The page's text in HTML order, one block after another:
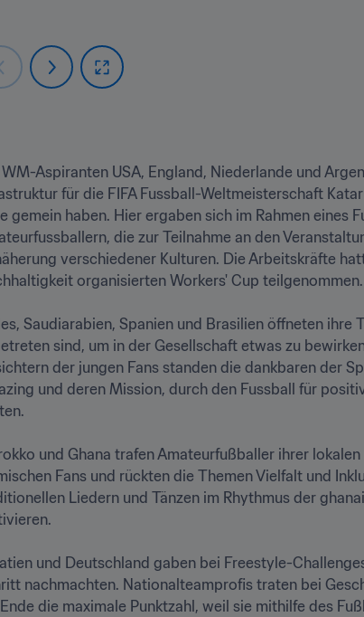
WM-Aspiranten USA, England, Niederlande und
für die FIFA Fussball-Weltmeisterschaft
gemein haben. Hier ergaben sich im Rahmen
die zur Teilnahme an den
verschiedener Kulturen. Die Arbeitskräfte
organisierten Workers' Cup teilgenommen.
Saudiarabien, Spanien und Brasilien öffneten
sind, um in der Gesellschaft etwas zu
der jungen Fans standen die dankbaren der
und deren Mission, durch den Fussball für
und Ghana trafen Amateurfußballer ihrer
Fans und rückten die Themen Vielfalt und
Liedern und Tänzen im Rhythmus der
und Deutschland gaben bei Freestyle-
nachmachten. Nationalteamprofis traten bei
die maximale Punktzahl, weil sie mithilfe des